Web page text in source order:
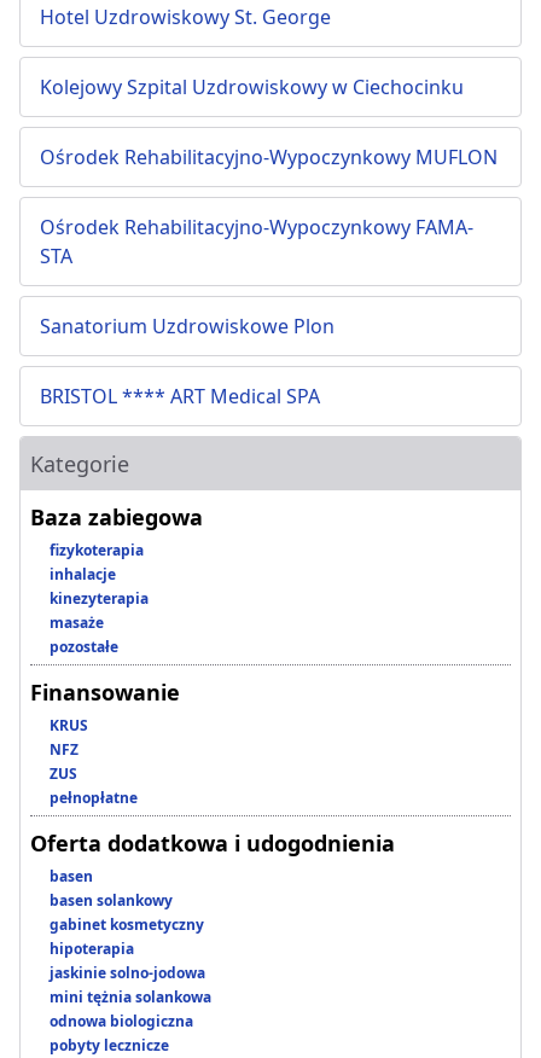
Hotel Uzdrowiskowy St. George
Kolejowy Szpital Uzdrowiskowy w Ciechocinku
Ośrodek Rehabilitacyjno-Wypoczynkowy MUFLON
Ośrodek Rehabilitacyjno-Wypoczynkowy FAMA-
STA
Sanatorium Uzdrowiskowe Plon
BRISTOL **** ART Medical SPA
Kategorie
Baza zabiegowa
fizykoterapia
inhalacje
kinezyterapia
masaże
pozostałe
Finansowanie
KRUS
NFZ
ZUS
pełnopłatne
Oferta dodatkowa i udogodnienia
basen
basen solankowy
gabinet kosmetyczny
hipoterapia
jaskinie solno-jodowa
mini tężnia solankowa
odnowa biologiczna
pobyty lecznicze